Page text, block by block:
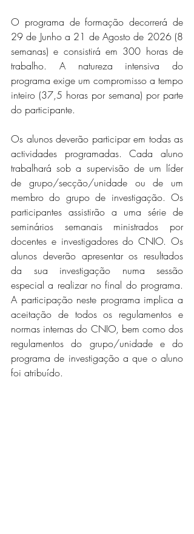
O programa de formação decorrerá de
29 de Junho a 21 de Agosto de 2026 (8
semanas) e consistirá em 300 horas de
trabalho. A natureza intensiva do
programa exige um compromisso a tempo
inteiro (37,5 horas por semana) por parte
do participante.
Os alunos deverão participar em todas as
actividades programadas. Cada aluno
trabalhará sob a supervisão de um líder
de grupo/secção/unidade ou de um
membro do grupo de investigação. Os
participantes assistirão a uma série de
seminários semanais ministrados por
docentes e investigadores do CNIO. Os
alunos deverão apresentar os resultados
da sua investigação numa sessão
especial a realizar no final do programa.
A participação neste programa implica a
aceitação de todos os regulamentos e
normas internas do CNIO, bem como dos
regulamentos do grupo/unidade e do
programa de investigação a que o aluno
foi atribuído.